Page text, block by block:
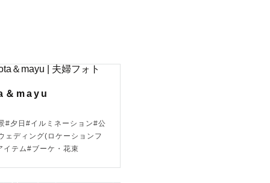
いただき
mayu
#夕日#イルミネーション#公
ェディング(ロケーションフ
イテム#ブーケ・花束